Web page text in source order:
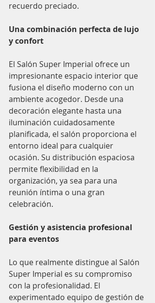
recuerdo preciado.
Una combinación perfecta de lujo
y confort
El Salón Super Imperial ofrece un
impresionante espacio interior que
fusiona el diseño moderno con un
ambiente acogedor. Desde una
decoración elegante hasta una
iluminación cuidadosamente
planificada, el salón proporciona el
entorno ideal para cualquier
ocasión. Su distribución espaciosa
permite flexibilidad en la
organización, ya sea para una
reunión íntima o una gran
celebración.
Gestión y asistencia profesional
para eventos
Lo que realmente distingue al Salón
Super Imperial es su compromiso
con la profesionalidad. El
experimentado equipo de gestión de